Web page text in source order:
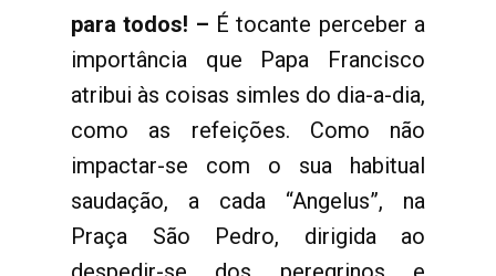
para todos! – É tocante perceber a
importância que Papa Francisco
atribui às coisas simles do dia-a-dia,
como as refeições. Como não
impactar-se com o sua habitual
saudação, a cada “Angelus”, na
Praça São Pedro, dirigida ao